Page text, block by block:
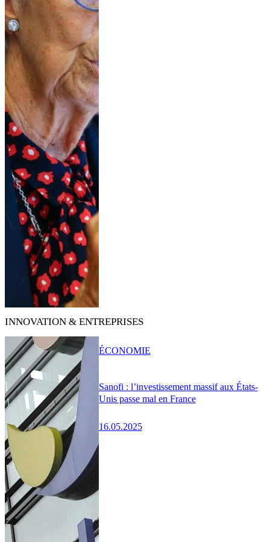
INNOVATION & ENTREPRISES
Sanofi : l’investissement massif aux États-
Unis passe mal en France
16.05.2025
ÉCONOMIE